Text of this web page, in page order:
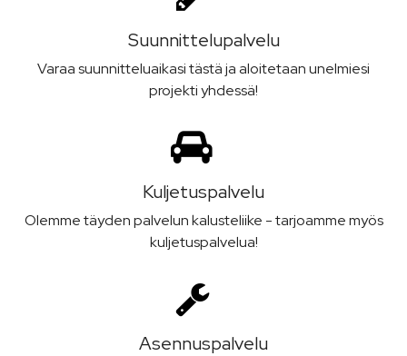
Suunnittelu­palvelu
Varaa suunnitteluaikasi tästä ja aloitetaan unelmiesi
projekti yhdessä!
Kuljetus­palvelu
Olemme täyden palvelun kalusteliike - tarjoamme myös
kuljetuspalvelua!
Asennus­palvelu